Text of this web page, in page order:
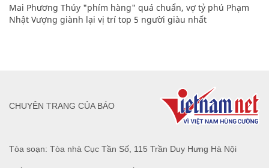
Mai Phương Thúy "phím hàng" quá chuẩn, vợ tỷ phú Phạm
Nhật Vượng giành lại vị trí top 5 người giàu nhất
Tòa soạn: Tòa nhà Cục Tần Số, 115 Trần Duy Hưng Hà Nội
CHUYÊN TRANG CỦA BÁO